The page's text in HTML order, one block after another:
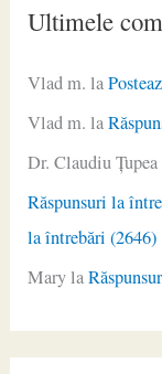
Ultimele
Vlad m. la
Vlad m. la
Dr. Claudiu Ţupea
Răspunsuri la
la întrebări (2646)
Maryla